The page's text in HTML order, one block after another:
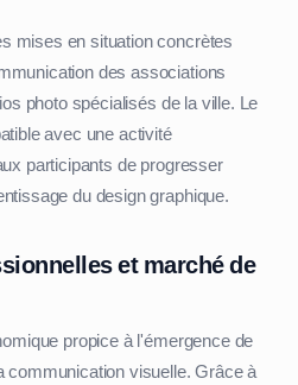
mises en situation concrètes
des associations
photo spécialisés de la ville. Le
avec une activité
participants de progresser
du design graphique.
et marché de
propice à l'émergence de
communication visuelle. Grâce à